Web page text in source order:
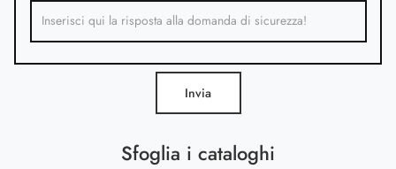
Sfoglia i cataloghi
Invia